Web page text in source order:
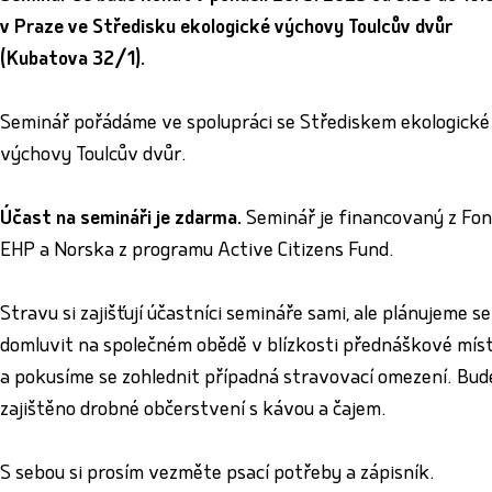
v Praze ve Středisku ekologické výchovy Toulcův dvůr
(Kubatova 32/1).
Seminář pořádáme ve spolupráci se Střediskem ekologické
výchovy Toulcův dvůr.
Účast na semináři je zdarma.Seminář je financovaný z
EHP a Norska z programu Active Citizens Fund.
Stravu si zajišťují účastníci semináře sami, ale plánujeme se
domluvit na společném obědě v blízkosti přednáškové
a pokusíme se zohlednit případná stravovací omezení.
zajištěno drobné občerstvení s kávou a čajem.
S sebou si prosím vezměte psací potřeby a zápisník.